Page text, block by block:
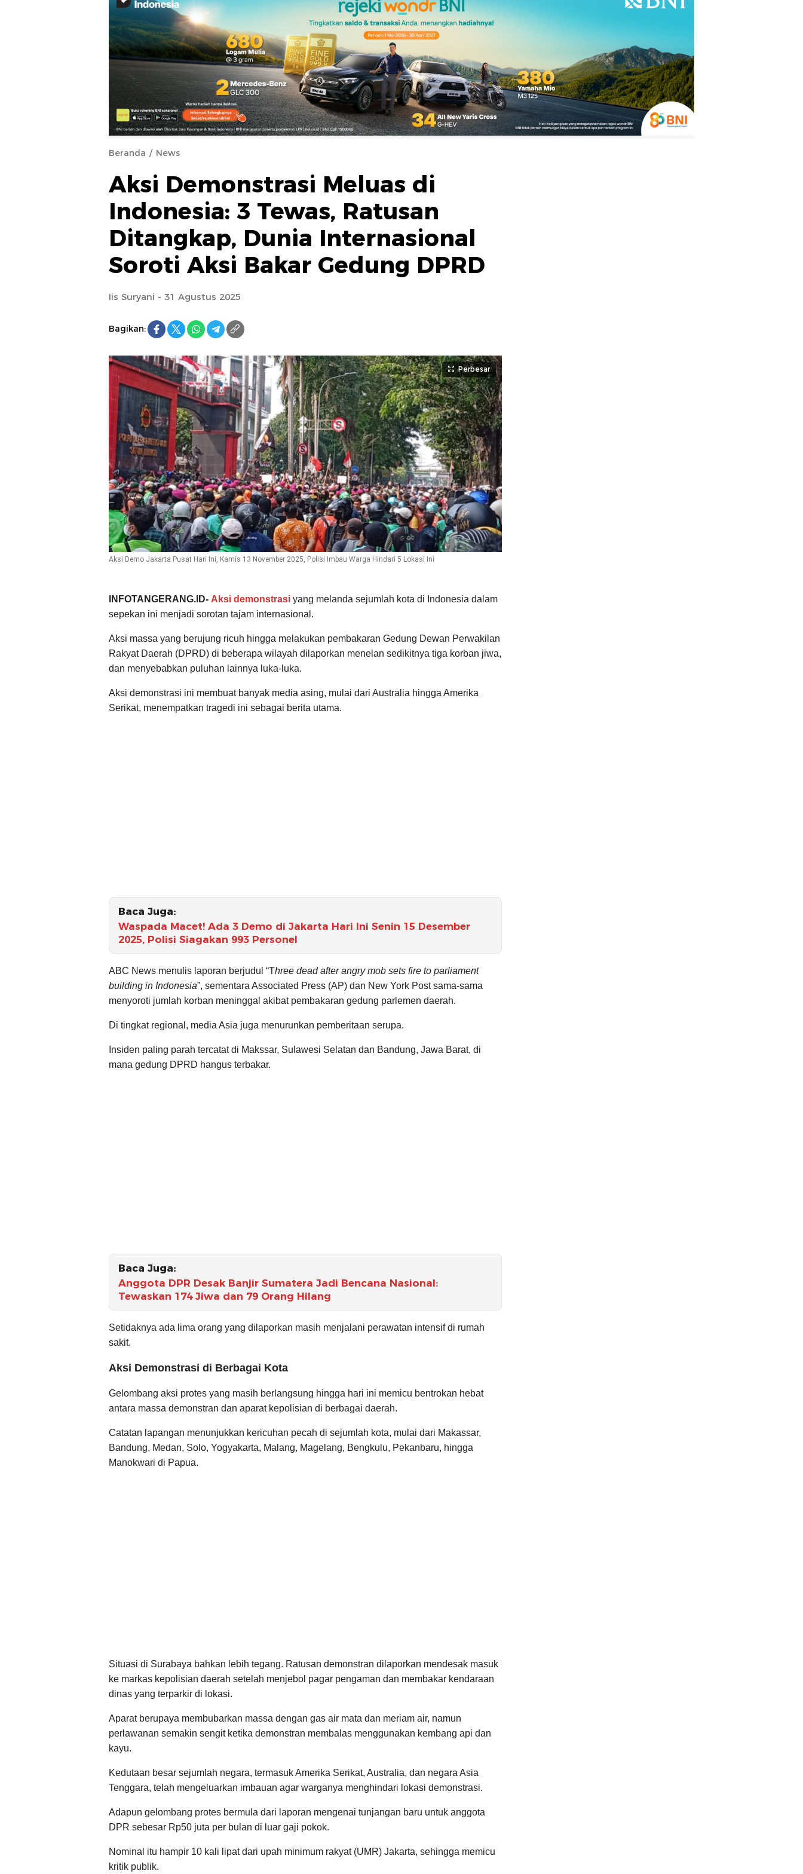
Beranda News
Aksi Demonstrasi Meluas di
Indonesia: 3 Tewas, Ratusan
Ditangkap, Dunia Internasional
Soroti Aksi Bakar Gedung DPRD
Iis Suryani - 31 Agustus 2025
Bagikan:
Perbesar
Aksi Demo Jakarta Pusat Hari Ini, Kamis 13 November 2025, Polisi Imbau Warga Hindari 5 Lokasi Ini
INFOTANGERANG.ID- Aksi demonstrasi yang melanda sejumlah kota di Indonesia dalam
sepekan ini menjadi sorotan tajam internasional.
Aksi massa yang berujung ricuh hingga melakukan pembakaran Gedung Dewan Perwakilan
Rakyat Daerah (DPRD) di beberapa wilayah dilaporkan menelan sedikitnya tiga korban jiwa,
dan menyebabkan puluhan lainnya luka-luka.
Aksi demonstrasi ini membuat banyak media asing, mulai dari Australia hingga Amerika
Serikat, menempatkan tragedi ini sebagai berita utama.
Baca Juga:
Waspada Macet! Ada 3 Demo di Jakarta Hari Ini Senin 15 Desember
2025, Polisi Siagakan 993 Personel
ABC News menulis laporan berjudul “Three dead after angry mob sets fire to parliament
building in Indonesia”, sementara Associated Press (AP) dan New York Post sama-sama
menyoroti jumlah korban meninggal akibat pembakaran gedung parlemen daerah.
Di tingkat regional, media Asia juga menurunkan pemberitaan serupa.
Insiden paling parah tercatat di Makssar, Sulawesi Selatan dan Bandung, Jawa Barat, di
mana gedung DPRD hangus terbakar.
Baca Juga:
Anggota DPR Desak Banjir Sumatera Jadi Bencana Nasional:
Tewaskan 174 Jiwa dan 79 Orang Hilang
Setidaknya ada lima orang yang dilaporkan masih menjalani perawatan intensif di rumah
sakit.
Aksi Demonstrasi di Berbagai Kota
Gelombang aksi protes yang masih berlangsung hingga hari ini memicu bentrokan hebat
antara massa demonstran dan aparat kepolisian di berbagai daerah.
Catatan lapangan menunjukkan kericuhan pecah di sejumlah kota, mulai dari Makassar,
Bandung, Medan, Solo, Yogyakarta, Malang, Magelang, Bengkulu, Pekanbaru, hingga
Manokwari di Papua.
Situasi di Surabaya bahkan lebih tegang. Ratusan demonstran dilaporkan mendesak masuk
ke markas kepolisian daerah setelah menjebol pagar pengaman dan membakar kendaraan
dinas yang terparkir di lokasi.
Aparat berupaya membubarkan massa dengan gas air mata dan meriam air, namun
perlawanan semakin sengit ketika demonstran membalas menggunakan kembang api dan
kayu.
Kedutaan besar sejumlah negara, termasuk Amerika Serikat, Australia, dan negara Asia
Tenggara, telah mengeluarkan imbauan agar warganya menghindari lokasi demonstrasi.
Adapun gelombang protes bermula dari laporan mengenai tunjangan baru untuk anggota
DPR sebesar Rp50 juta per bulan di luar gaji pokok.
Nominal itu hampir 10 kali lipat dari upah minimum rakyat (UMR) Jakarta, sehingga memicu
kritik publik.